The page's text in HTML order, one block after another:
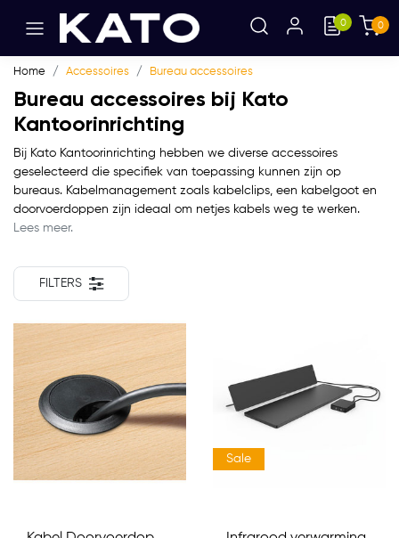
0 0
Home Accessoires Bureau accessoires
Bureau accessoires bij Kato
Kantoorinrichting
Bij Kato Kantoorinrichting hebben we diverse accessoires
geselecteerd die specifiek van toepassing kunnen zijn op
bureaus. Kabelmanagement zoals kabelclips, een kabelgoot en
doorvoerdoppen zijn ideaal om netjes kabels weg te werken.
Lees meer.
FILTERS
Sale